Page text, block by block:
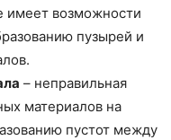
имеет возможности
пузырей и
– неправильная
материалов на
пустот между